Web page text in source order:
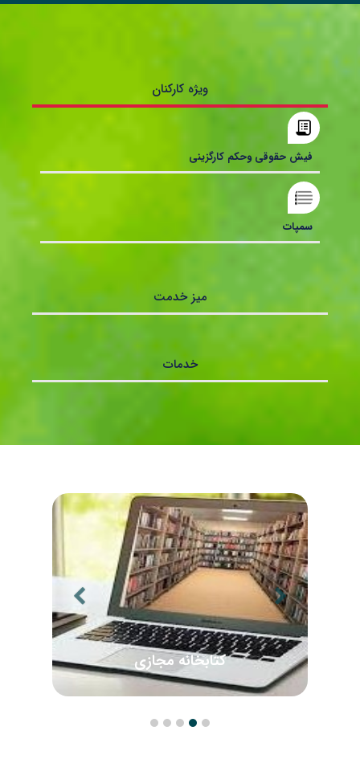
ویژه کارکنان
فیش حقوقی وحکم کارگزینی
سمپات
میز خدمت
خدمات
کتابخانه مجازی